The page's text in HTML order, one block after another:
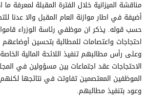
أضيفة في اطار موازنة العام المقبل والا عدنا
حسب قوله. يذكر ان موظفي رئاسة الوزراء
احتجاجات واعتصامات للمطالبة بتحسين
وعلى رأس مطالبهم تنفيذ اللائحة المالية
الاحتجاجات عقد اجتماعات بين مسؤولين في
الموظفين المعتصمين تفاوتت في نتائجها
وعود بتنفيذ مطالبهم.